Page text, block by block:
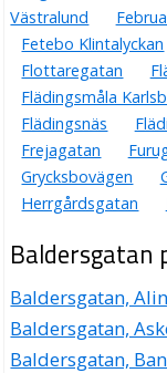
Västralund
Fetebo Klintalyckan
Flottaregatan
Flädingsmåla
Flädingsnäs
Frejagatan
Grycksbovägen
Herrgårdsgatan
Baldersgatan
Baldersgatan,
Baldersgatan,
Baldersgatan,